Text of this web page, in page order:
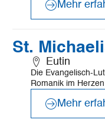
Mehr
St.
Eutin
Die Evangelisch-
Romanik im
Mehr
erfahren
Mehr